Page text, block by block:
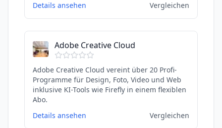
Details ansehen
Vergleichen
Adobe Creative Cloud
Adobe Creative Cloud vereint über 20 Profi-
Programme für Design, Foto, Video und Web
inklusive KI-Tools wie Firefly in einem flexiblen
Abo.
Details ansehen
Vergleichen